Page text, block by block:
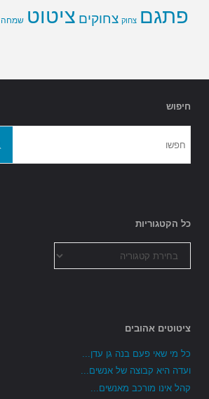
פתגם צחוק צחוקים ציטוט שמחה
חיפוש
כל הקטגוריות
הקטגוריות
ציטוטים אהובים
כל מי שאי פעם בנה גן עדן...
ועדה היא קבוצה של אנשים...
קהל אינו מורכב מאנשים...